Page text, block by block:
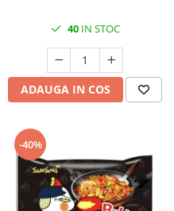
40IN STOC
ADAUGA IN COS
-40%